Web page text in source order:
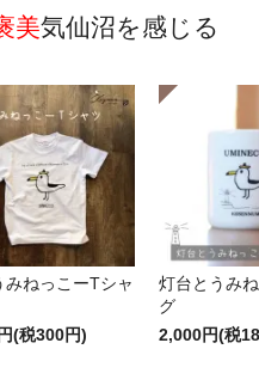
美気仙沼を感じる
みねっこーTシャ
(税300円)
灯台とうみ
グ
2,000円(税